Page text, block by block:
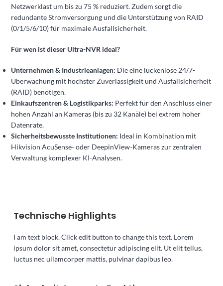
Netzwerklast um bis zu 75 % reduziert. Zudem sorgt die
redundante Stromversorgung und die Unterstützung von RAID
(0/1/5/6/10) für maximale Ausfallsicherheit.
Für wen ist dieser Ultra-NVR ideal?
Unternehmen & Industrieanlagen: Die eine lückenlose 24/7-
Überwachung mit höchster Zuverlässigkeit und Ausfallsicherheit
(RAID) benötigen.
Einkaufszentren & Logistikparks: Perfekt für den Anschluss einer
hohen Anzahl an Kameras (bis zu 32 Kanäle) bei extrem hoher
Datenrate.
Sicherheitsbewusste Institutionen: Ideal in Kombination mit
Hikvision AcuSense- oder DeepinView-Kameras zur zentralen
Verwaltung komplexer KI-Analysen.
Technische Highlights
I am text block. Click edit button to change this text. Lorem
ipsum dolor sit amet, consectetur adipiscing elit. Ut elit tellus,
luctus nec ullamcorper mattis, pulvinar dapibus leo.